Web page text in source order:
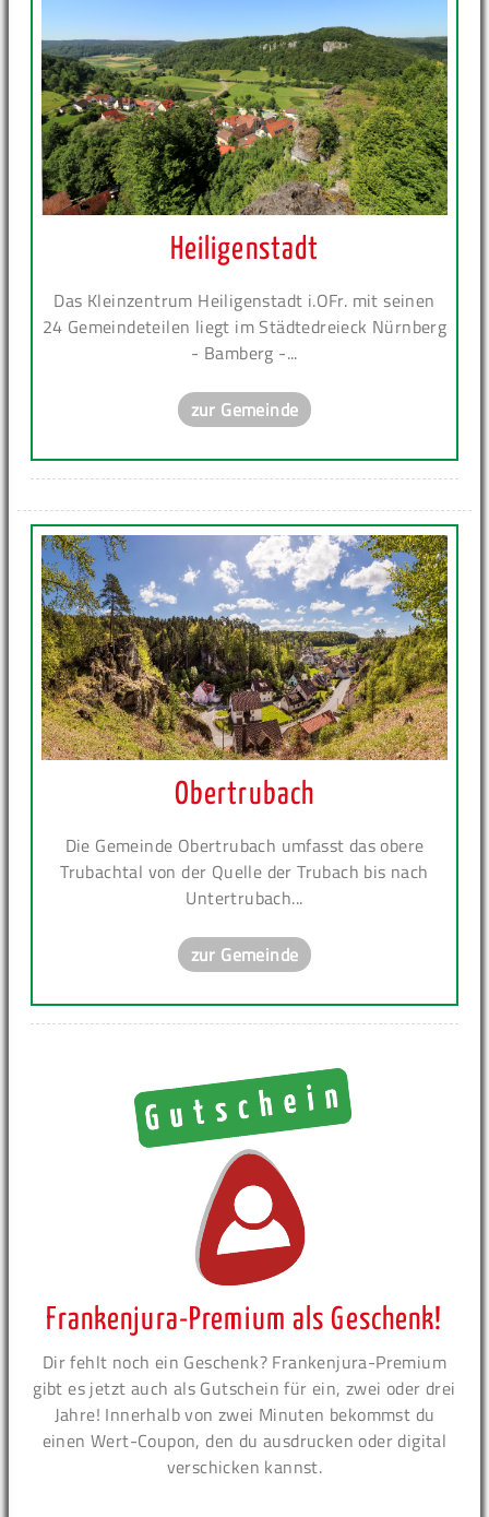
Heiligenstadt
Das Kleinzentrum Heiligenstadt i.OFr. mit seinen
24 Gemeindeteilen liegt im Städtedreieck Nürnberg
- Bamberg -...
zur Gemeinde
Obertrubach
Die Gemeinde Obertrubach umfasst das obere
Trubachtal von der Quelle der Trubach bis nach
Untertrubach...
zur Gemeinde
Frankenjura-Premium als Geschenk!
Dir fehlt noch ein Geschenk? Frankenjura-Premium
gibt es jetzt auch als Gutschein für ein, zwei oder drei
Jahre! Innerhalb von zwei Minuten bekommst du
einen Wert-Coupon, den du ausdrucken oder digital
verschicken kannst.